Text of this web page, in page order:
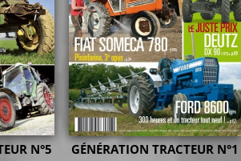
N°5 GÉNÉRATION TRACTEUR N°1